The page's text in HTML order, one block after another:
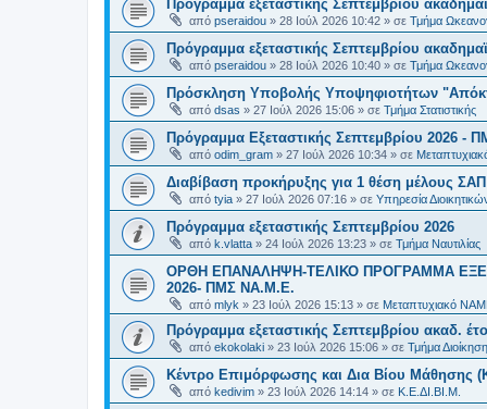
Πρόγραμμα εξεταστικής Σεπτεμβρίου
από pseraidou » 28 Ιούλ 2026 10:42 » σε Τμήμα
Πρόγραμμα εξεταστικής Σεπτεμβρίου
από pseraidou » 28 Ιούλ 2026 10:40 » σε Τμήμα
Πρόσκληση Υποβολής Υποψηφιοτήτων
από dsas » 27 Ιούλ 2026 15:06 » σε Τμήμα Στατιστικής
Πρόγραμμα Εξεταστικής Σεπτεμβρίου 2026 -
από odim_gram » 27 Ιούλ 2026 10:34 » σε
Διαβίβαση προκήρυξης για 1 θέση μέλους
από tyia » 27 Ιούλ 2026 07:16 » σε Υπηρεσία
Πρόγραμμα εξεταστικής Σεπτεμβρίου 2026
από k.vlatta » 24 Ιούλ 2026 13:23 » σε Τμήμα Ναυτιλίας
ΟΡΘΗ ΕΠΑΝΑΛΗΨΗ-ΤΕΛΙΚΟ ΠΡΟΓΡΑΜΜΑ
2026- ΠΜΣ ΝΑ.Μ.Ε.
από mlyk » 23 Ιούλ 2026 15:13 » σε Μεταπτυχιακό
Πρόγραμμα εξεταστικής Σεπτεμβρίου ακαδ.
από ekokolaki » 23 Ιούλ 2026 15:06 » σε Τμήμα
Κέντρο Επιμόρφωσης και Δια Βίου Μάθησης
από kedivim » 23 Ιούλ 2026 14:14 » σε Κ.Ε.ΔΙ.ΒΙ.Μ.